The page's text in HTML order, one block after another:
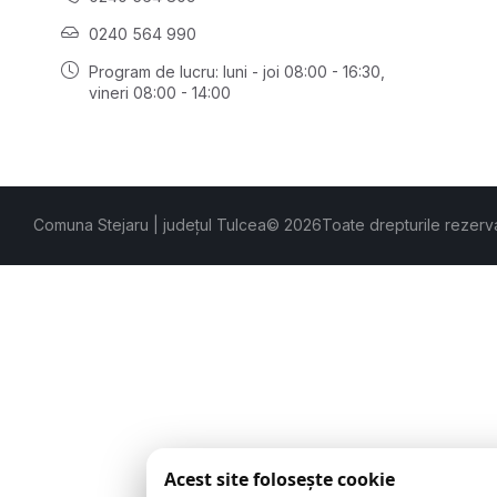
0240 564 990
Program de lucru: luni - joi 08:00 - 16:30,
vineri 08:00 - 14:00
Comuna Stejaru | județul Tulcea© 2026Toate drepturile
Acest site folosește cookie